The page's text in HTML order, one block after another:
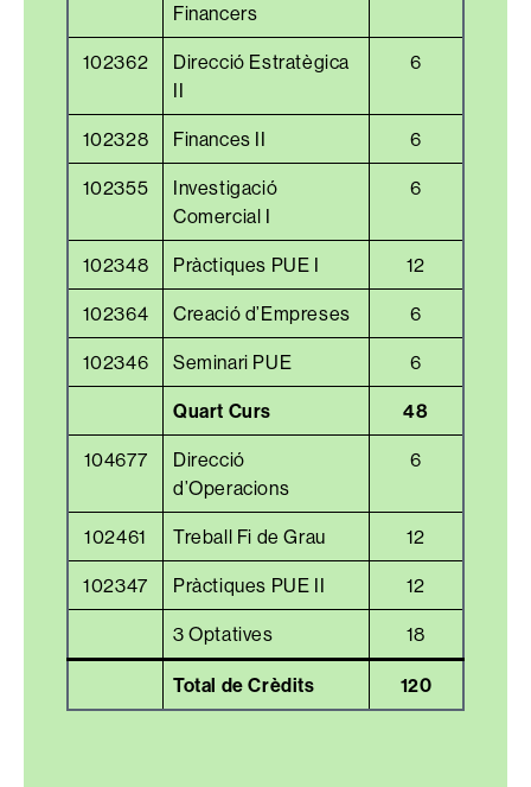
Financers
102362
Direcció Estratègica
II
6
102328 Finances II 6
102355
Investigació
Comercial I
6
102348 Pràctiques PUE I 12
102364 Creació d’Empreses 6
102346 Seminari PUE 6
Quart Curs 48
104677
Direcció
d’Operacions
6
102461 Treball Fi de Grau 12
102347 Pràctiques PUE II 12
3 Optatives 18
Total de Crèdits 120